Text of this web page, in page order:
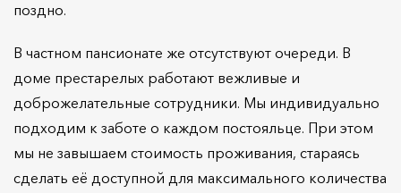
поздно.
В частном пансионате же отсутствуют очереди. В
доме престарелых работают вежливые и
доброжелательные сотрудники. Мы индивидуально
подходим к заботе о каждом постояльце. При этом
мы не завышаем стоимость проживания, стараясь
сделать её доступной для максимального количества